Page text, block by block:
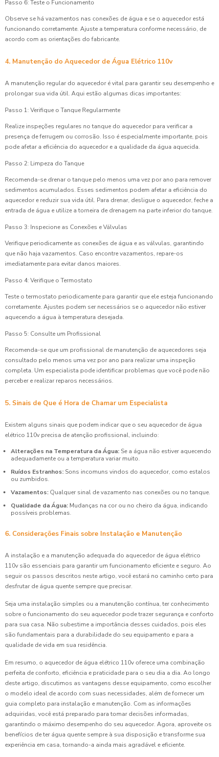
Passo 6: Teste o Funcionamento
Observe se há vazamentos nas conexões de água e se o aquecedor está
funcionando corretamente. Ajuste a temperatura conforme necessário, de
acordo com as orientações do fabricante.
4. Manutenção do Aquecedor de Água Elétrico 110v
A manutenção regular do aquecedor é vital para garantir seu desempenho e
prolongar sua vida útil. Aqui estão algumas dicas importantes:
Passo 1: Verifique o Tanque Regularmente
Realize inspeções regulares no tanque do aquecedor para verificar a
presença de ferrugem ou corrosão. Isso é especialmente importante, pois
pode afetar a eficiência do aquecedor e a qualidade da água aquecida.
Passo 2: Limpeza do Tanque
Recomenda-se drenar o tanque pelo menos uma vez por ano para remover
sedimentos acumulados. Esses sedimentos podem afetar a eficiência do
aquecedor e reduzir sua vida útil. Para drenar, desligue o aquecedor, feche a
entrada de água e utilize a torneira de drenagem na parte inferior do tanque.
Passo 3: Inspecione as Conexões e Válvulas
Verifique periodicamente as conexões de água e as válvulas, garantindo
que não haja vazamentos. Caso encontre vazamentos, repare-os
imediatamente para evitar danos maiores.
Passo 4: Verifique o Termostato
Teste o termostato periodicamente para garantir que ele esteja funcionando
corretamente. Ajustes podem ser necessários se o aquecedor não estiver
aquecendo a água à temperatura desejada.
Passo 5: Consulte um Profissional
Recomenda-se que um profissional de manutenção de aquecedores seja
consultado pelo menos uma vez por ano para realizar uma inspeção
completa. Um especialista pode identificar problemas que você pode não
perceber e realizar reparos necessários.
5. Sinais de Que é Hora de Chamar um Especialista
Existem alguns sinais que podem indicar que o seu aquecedor de água
elétrico 110v precisa de atenção profissional, incluindo:
Alterações na Temperatura da Água: Se a água não estiver aquecendo
adequadamente ou a temperatura variar muito.
Ruídos Estranhos: Sons incomuns vindos do aquecedor, como estalos
ou zumbidos.
Vazamentos: Qualquer sinal de vazamento nas conexões ou no tanque.
Qualidade da Água: Mudanças na cor ou no cheiro da água, indicando
possíveis problemas.
6. Considerações Finais sobre Instalação e Manutenção
A instalação e a manutenção adequada do aquecedor de água elétrico
110v são essenciais para garantir um funcionamento eficiente e seguro. Ao
seguir os passos descritos neste artigo, você estará no caminho certo para
desfrutar de água quente sempre que precisar.
Seja uma instalação simples ou a manutenção contínua, ter conhecimento
sobre o funcionamento do seu aquecedor pode trazer segurança e conforto
para sua casa. Não subestime a importância desses cuidados, pois eles
são fundamentais para a durabilidade do seu equipamento e para a
qualidade de vida em sua residência.
Em resumo, o aquecedor de água elétrico 110v oferece uma combinação
perfeita de conforto, eficiência e praticidade para o seu dia a dia. Ao longo
deste artigo, discutimos as vantagens desse equipamento, como escolher
o modelo ideal de acordo com suas necessidades, além de fornecer um
guia completo para instalação e manutenção. Com as informações
adquiridas, você está preparado para tomar decisões informadas,
garantindo o máximo desempenho do seu aquecedor. Agora, aproveite os
benefícios de ter água quente sempre à sua disposição e transforme sua
experiência em casa, tornando-a ainda mais agradável e eficiente.